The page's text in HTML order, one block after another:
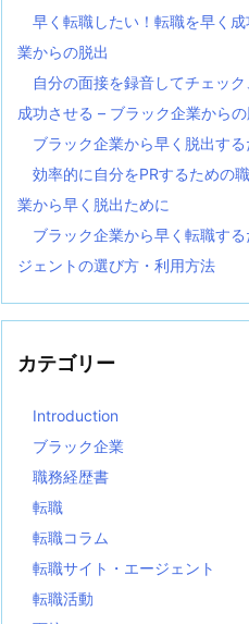
早く転職したい！転職を早く
業からの脱出
自分の面接を録音してチェッ
成功させる – ブラック企業からの
ブラック企業から早く脱出す
効率的に自分をPRするための
業から早く脱出ために
ブラック企業から早く転職す
ジェントの選び方・利用方法
カテゴリー
Introduction
ブラック企業
職務経歴書
転職
転職コラム
転職サイト・エージェント
転職活動